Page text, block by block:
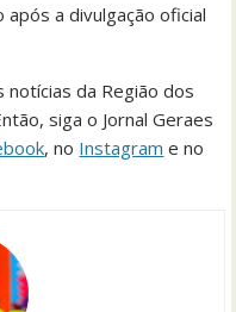
a divulgação oficial
da Região dos
siga o Jornal Geraes
, no Instagram e no